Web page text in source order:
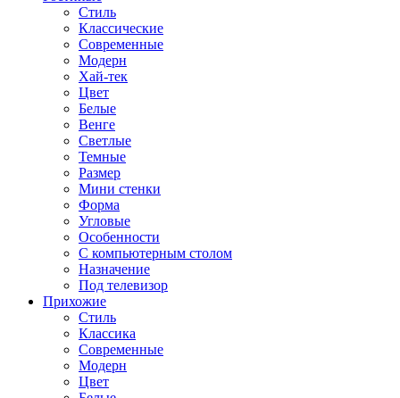
Стиль
Классические
Современные
Модерн
Хай-тек
Цвет
Белые
Венге
Светлые
Темные
Размер
Мини стенки
Форма
Угловые
Особенности
С компьютерным столом
Назначение
Под телевизор
Прихожие
Стиль
Классика
Современные
Модерн
Цвет